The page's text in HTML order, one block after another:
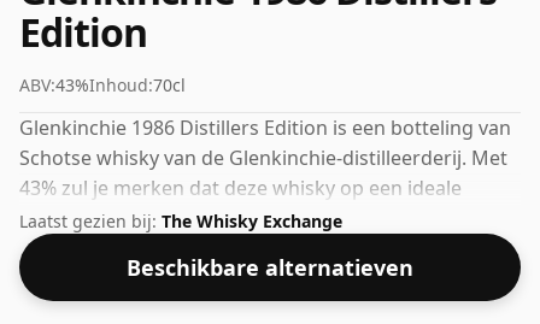
Edition
ABV:43%Inhoud:70cl
Glenkinchie 1986 Distillers Edition is een botteling van
Schotse whisky van de Glenkinchie-distilleerderij. Met
43% zul je merken dat deze whisky op een ideale
drinksterkte is gebotteld. Wordt geleverd in de
normale flesmaat van 70cl.
Laatst gezien bij: The Whisky Exchange
Beschikbare alternatieven